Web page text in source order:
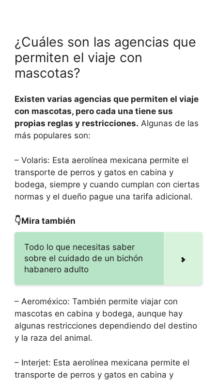
¿Cuáles son las agencias que
permiten el viaje con
mascotas?
Existen varias agencias que permiten el viaje
con mascotas, pero cada una tiene sus
propias reglas y restricciones. Algunas de las
más populares son:
– Volaris: Esta aerolínea mexicana permite el
transporte de perros y gatos en cabina y
bodega, siempre y cuando cumplan con ciertas
normas y el dueño pague una tarifa adicional.
👇Mira también
Todo lo que necesitas saber
sobre el cuidado de un bichón
habanero adulto
– Aeroméxico: También permite viajar con
mascotas en cabina y bodega, aunque hay
algunas restricciones dependiendo del destino
y la raza del animal.
– Interjet: Esta aerolínea mexicana permite el
transporte de perros y gatos en cabina y